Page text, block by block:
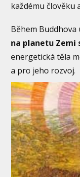
každému člověku
Během
na planetu Zemi
energetická těla
a pro jeho rozvoj.